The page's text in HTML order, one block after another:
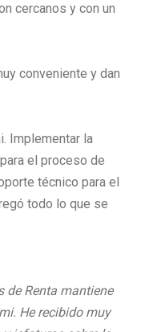
cercanos y con un
conveniente y dan
Implementar la
el proceso de
técnico para el
todo lo que se
de Renta mantiene
He recibido muy